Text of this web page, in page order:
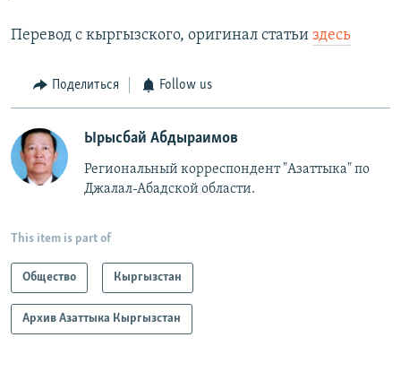
Перевод с кыргызского, оригинал статьи здесь
Поделиться Follow us
Ырысбай Абдыраимов
Региональный корреспондент "Азаттыка" по
Джалал-Абадской области.
This item is part of
Общество Кыргызстан
Архив Азаттыка Кыргызстан